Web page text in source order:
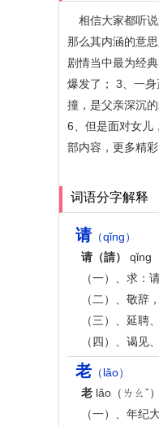
相信大家都听说
那么其内涵的意
剧情当中最为经
爆发了； 3、一
撞，是父亲深沉
6、但是面对女儿
部内容，更多精
词语分字解释
请（qǐng）
请（請）
qǐng
（一）、求：
（二）、敬辞
（三）、延聘
（四）、谒见
老 （lǎo）
老 lǎo（ㄌㄠˇ）
（一）、年纪